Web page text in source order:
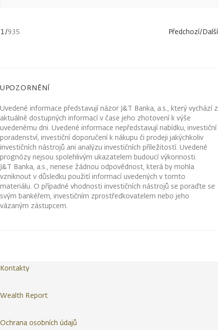
1/935 Předchozí/Další
UPOZORNĚNÍ
Uvedené informace představují názor J&T Banka, a.s., který vychází z
aktuálně dostupných informací v čase jeho zhotovení k výše
uvedenému dni. Uvedené informace nepředstavují nabídku, investiční
poradenství, investiční doporučení k nákupu či prodeji jakýchkoliv
investičních nástrojů ani analýzu investičních příležitostí. Uvedené
prognózy nejsou spolehlivým ukazatelem budoucí výkonnosti.
J&T Banka, a.s., nenese žádnou odpovědnost, která by mohla
vzniknout v důsledku použití informací uvedených v tomto
materiálu. O případné vhodnosti investičních nástrojů se poraďte se
svým bankéřem, investičním zprostředkovatelem nebo jeho
vázaným zástupcem.
Kontakty
Wealth Report
Ochrana osobních údajů